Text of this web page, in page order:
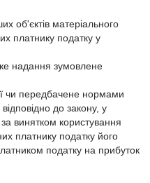
об'єктів матеріального
платнику податку у
надання зумовлене
чи передбачене нормами
до закону, у
винятком користування
платнику податку його
податку на прибуток